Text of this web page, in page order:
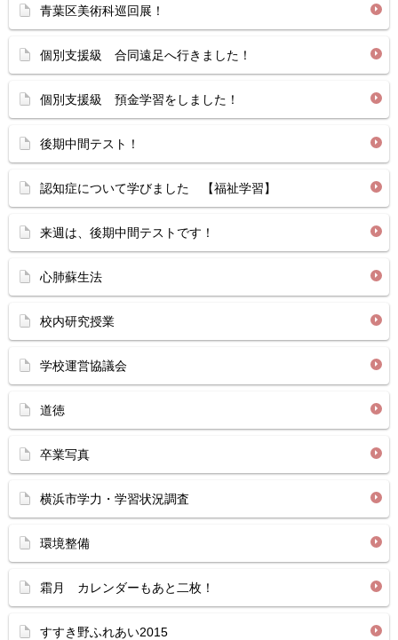
青葉区美術科巡回展！
個別支援級 合同遠足へ行きました！
個別支援級 預金学習をしました！
後期中間テスト！
認知症について学びました 【福祉学習】
来週は、後期中間テストです！
心肺蘇生法
校内研究授業
学校運営協議会
道徳
卒業写真
横浜市学力・学習状況調査
環境整備
霜月 カレンダーもあと二枚！
すすき野ふれあい2015